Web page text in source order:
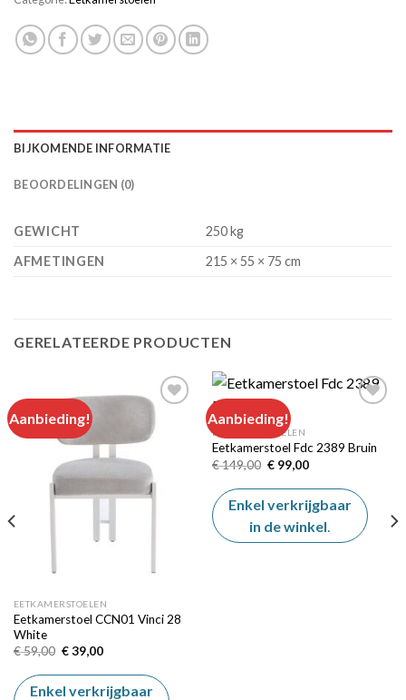
BIJKOMENDE INFORMATIE
BEOORDELINGEN (0)
GEWICHT
250 kg
AFMETINGEN
215 × 55 × 75 cm
GERELATEERDE PRODUCTEN
Aanbieding!
EETKAMERSTOELEN
Eetkamerstoel CCN01 Vinci 28
White
€59,00 Oorspronkelijke
was:
€ 59,00.
€39,00Huidige
is:
€ 39,00.
Enkel verkrijgbaar
Aanbieding!
Add to
EETKAMERSTOELEN
Eetkamerstoel Fdc 2389 Bruin
€149,00 Oorspronkelijke
was:
€ 149,00.
€99,00Huidige
is:
€ 99,00.
Enkel verkrijgbaar
in de winkel